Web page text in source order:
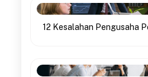
12 Kesalahan Pengusaha